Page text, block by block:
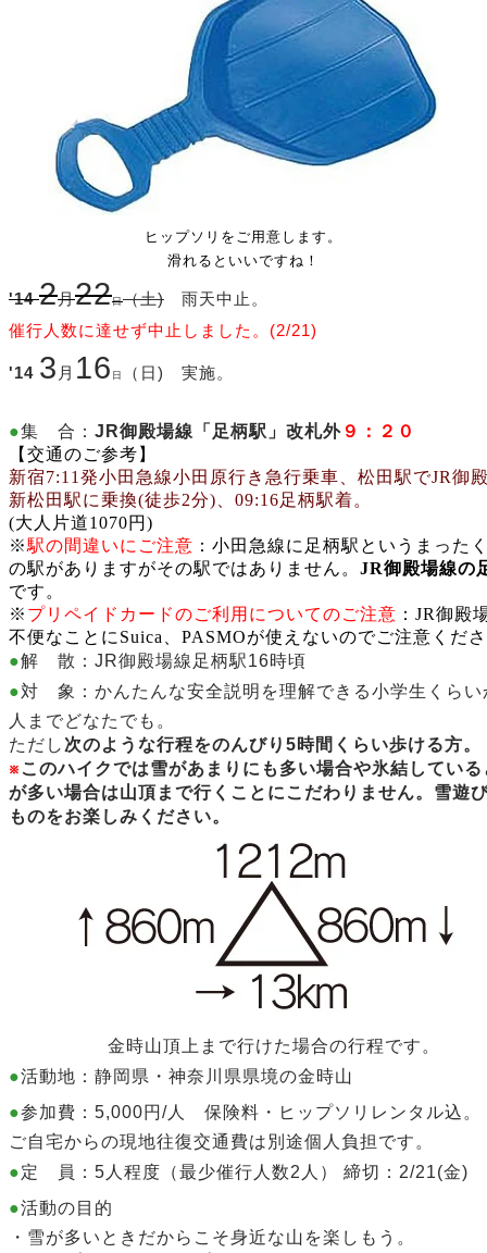
ヒップソリをご用意します。
滑れるといいですね！
'142月22日（土) 雨天中止。
催行人数に達せず中止しました。(2/21)
'14 3 月 16 日 （日) 実施。
●集 合： JR御殿場線「足柄駅」改札外 ９：２０
【交通のご参考】
新宿7:11発小田急線小田原行き急行乗車、松田駅でJR御
新松田駅に乗換(徒歩2分)、09:16足柄駅着。
(大人片道1070円)
※駅の間違いにご注意 ：小田急線に足柄駅というまった
の駅がありますがその駅ではありません。 JR御殿場線の
です。
※ プリペイドカードのご利用についてのご注意 ：JR御殿
不便なことにSuica、PASMOが使えないのでご注意くだ
●解 散：JR御殿場線足柄駅16時頃
●対 象：かんたんな安全説明を理解できる小学生 くら
人までどなたでも。
ただし 次のような行程をのんびり 5時間くらい歩ける方。
※ このハイクでは雪があまりにも多い場合や氷結している
が多い場合は山頂まで行くことにこだわりません。雪遊
ものをお楽しみください。
金時山頂上まで行けた場合の行程です。
●活動地：静岡県・神奈川県県境の金時山
●参加費：5,000円/人 保険料・ヒップソリレンタル込。
ご自宅からの現地往復交通費は別途個人負担です。
●定 員：5人程度（最少催行人数2人） 締切：2/21(金)
●活動の目的
・雪が多いときだからこそ身近な山を楽しもう。